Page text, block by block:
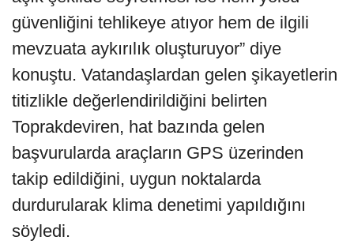
güvenliğini tehlikeye atıyor hem de ilgili
mevzuata aykırılık oluşturuyor” diye
konuştu. Vatandaşlardan gelen şikayetlerin
titizlikle değerlendirildiğini belirten
Toprakdeviren, hat bazında gelen
başvurularda araçların GPS üzerinden
takip edildiğini, uygun noktalarda
durdurularak klima denetimi yapıldığını
söyledi.